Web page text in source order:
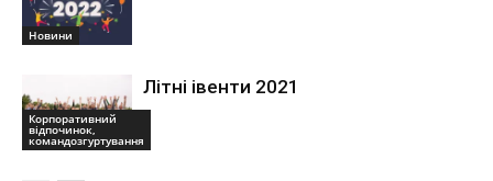
Новини
Корпоративний
відпочинок,
командозгуртування
Літні івенти 2021